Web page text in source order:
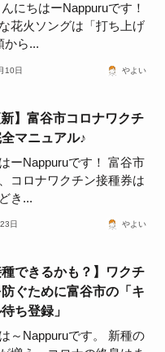
にちはーNappuruです！
花火ソングは「打ち上げ
から...
10日 やよい
新】富谷市コロナワクチ
マニュアル♪
ーNappuruです！ 富谷市
コロナワクチン接種券は
き...
日 やよい
種できるかも？】ワクチ
ぐために富谷市の「キ
ち登録」
～Nappuruです。 新種の